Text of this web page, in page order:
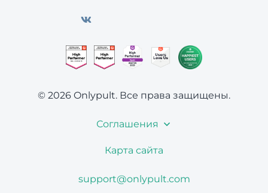
© 2026 Onlypult. Все права защищены.
Соглашения
Карта сайта
support@onlypult.com